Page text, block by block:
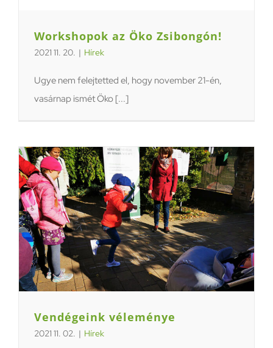
Workshopok az Öko Zsibongón!
2021 11. 20. | Hírek
Ugye nem felejtetted el, hogy november 21-én,
vasárnap ismét Öko [...]
Vendégeink véleménye
2021 11. 02. | Hírek